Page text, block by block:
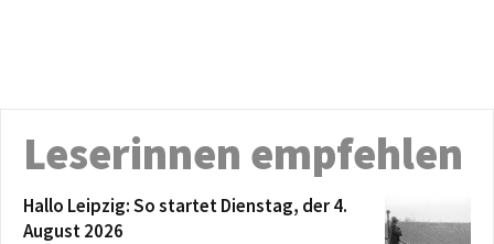
Leserinnen empfehlen
Hallo Leipzig: So startet Dienstag, der 4.
August 2026